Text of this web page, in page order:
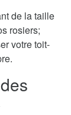
de la taille
rosiers;
votre toit-